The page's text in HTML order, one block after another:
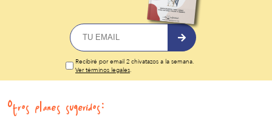
Recibiré por email 2 chivatazos a la semana.
Ver términos legales.
Otros planes sugeridos: